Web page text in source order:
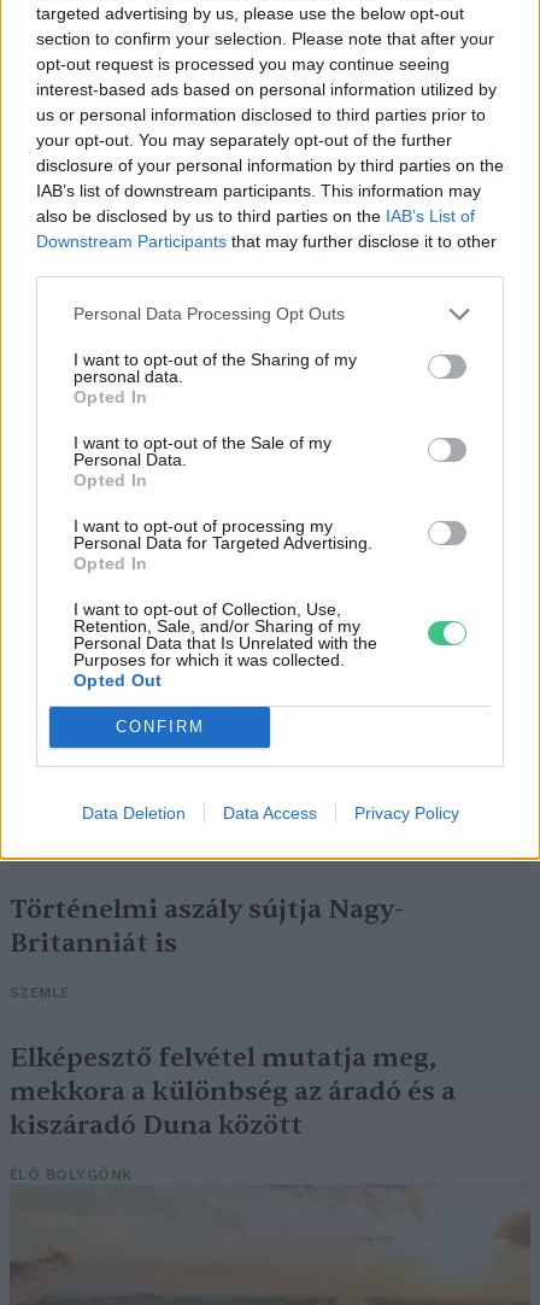
targeted advertising by us, please use the below opt-out
section to confirm your selection. Please note that after your
opt-out request is processed you may continue seeing
interest-based ads based on personal information utilized by
us or personal information disclosed to third parties prior to
your opt-out. You may separately opt-out of the further
disclosure of your personal information by third parties on the
IAB’s list of downstream participants. This information may
also be disclosed by us to third parties on the IAB’s List of
Downstream Participants that may further disclose it to other
Personal Data Processing Opt Outs
I want to opt-out of the Sharing of my
personal data.
Opted In
I want to opt-out of the Sale of my
Personal Data.
Opted In
I want to opt-out of processing my
Personal Data for Targeted Advertising.
Opted In
I want to opt-out of Collection, Use,
Retention, Sale, and/or Sharing of my
Personal Data that Is Unrelated with the
Purposes for which it was collected.
Opted Out
CONFIRM
Data Deletion Data Access Privacy Policy
Magyarország tele van gyönyörű növényekkel, így arborétumokkal
is. A jó idő beköszöntével érdemes minél többet felkeresni.
Születésnapi programokkal várja a
hétvégén a közönséget a 160 éves
Fővárosi Állatkert
Szedd magad őszibarack: itt vannak
a legjobb lelőhelyek!
SZEMLE
Négy éven belül valósággá válhatnak az
elektromos repülőjáratok Európában
Történelmi aszály sújtja Nagy-
Britanniát is
SZEMLE
Elképesztő felvétel mutatja meg,
mekkora a különbség az áradó és a
kiszáradó Duna között
ÉLŐ BOLYGÓNK